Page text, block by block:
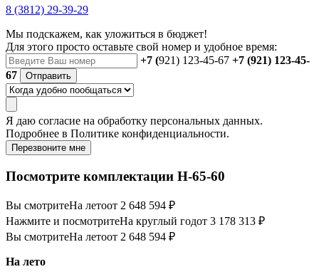
8 (3812) 29-39-29
Мы подскажем, как уложиться в бюджет!
Для этого просто оставьте свой номер и удобное время:
+7 (921) 123-45-67 +7 (921) 123-45-
67
Отправить
Я даю согласие на обработку персональных данных.
Подробнее в Политике конфиденциальности.
Перезвоните мне
Посмотрите комплектации Н-65-60
Вы смотритеНа летоот 2 648 594 ₽
Нажмите и посмотритеНа круглый годот 3 178 313 ₽
Вы смотритеНа летоот 2 648 594 ₽
На лето